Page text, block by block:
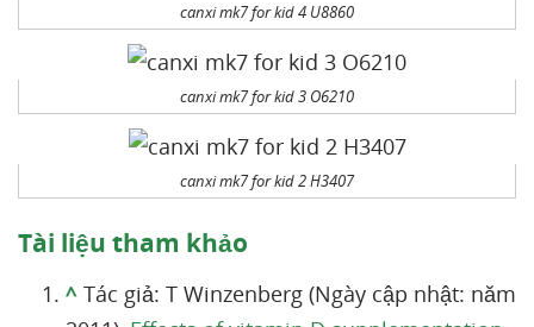
canxi mk7 for kid 4 U8860
canxi mk7 for kid 3 O6210
canxi mk7 for kid 2 H3407
Tài liệu tham khảo
^ Tác giả: T Winzenberg (Ngày cập nhật: năm